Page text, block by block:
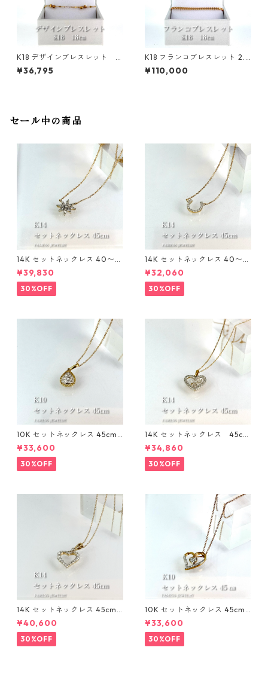
K18 デザインブレスレット
0.5mm
¥36,795
K18 フランコブレスレット 2.1
mm
¥110,000
セール中の商品
14K セットネックレス 40〜4
5cm 1mm
¥39,830
30%OFF
14K セットネックレス 40〜4
5cm 1mm
¥32,060
30%OFF
10K セットネックレス 45cm 1
mm
¥33,600
30%OFF
14K セットネックレス 45cm
1㎜
¥34,860
30%OFF
14K セットネックレス 45cm 1
mm
¥40,600
30%OFF
10K セットネックレス 45cm 1
mm
¥33,600
30%OFF